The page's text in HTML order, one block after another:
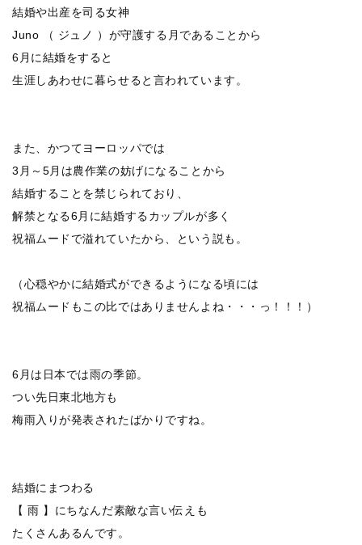
結婚や出産を司る女神
Juno （ ジュノ ）が守護する月であることから
6月に結婚をすると
生涯しあわせに暮らせると言われています。
また、かつてヨーロッパでは
3月～5月は農作業の妨げになることから
結婚することを禁じられており、
解禁となる6月に結婚するカップルが多く
祝福ムードで溢れていたから、という説も。
（心穏やかに結婚式ができるようになる頃には
祝福ムードもこの比ではありませんよね・・・っ！！！）
6月は日本では雨の季節。
つい先日東北地方も
梅雨入りが発表されたばかりですね。
結婚にまつわる
【 雨 】にちなんだ素敵な言い伝えも
たくさんあるんです。